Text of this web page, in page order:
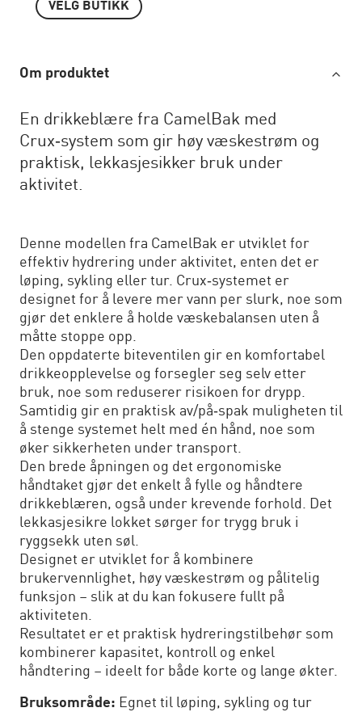
VELG BUTIKK
Om produktet
En drikkeblære fra CamelBak med
Crux‑system som gir høy væskestrøm og
praktisk, lekkasjesikker bruk under
aktivitet.
Denne modellen fra CamelBak er utviklet for
effektiv hydrering under aktivitet, enten det er
løping, sykling eller tur. Crux‑systemet er
designet for å levere mer vann per slurk, noe som
gjør det enklere å holde væskebalansen uten å
måtte stoppe opp.
Den oppdaterte biteventilen gir en komfortabel
drikkeopplevelse og forsegler seg selv etter
bruk, noe som reduserer risikoen for drypp.
Samtidig gir en praktisk av/på‑spak muligheten til
å stenge systemet helt med én hånd, noe som
øker sikkerheten under transport.
Den brede åpningen og det ergonomiske
håndtaket gjør det enkelt å fylle og håndtere
drikkeblæren, også under krevende forhold. Det
lekkasjesikre lokket sørger for trygg bruk i
ryggsekk uten søl.
Designet er utviklet for å kombinere
brukervennlighet, høy væskestrøm og pålitelig
funksjon – slik at du kan fokusere fullt på
aktiviteten.
Resultatet er et praktisk hydreringstilbehør som
kombinerer kapasitet, kontroll og enkel
håndtering – ideelt for både korte og lange økter.
Bruksområde: Egnet til løping, sykling og tur